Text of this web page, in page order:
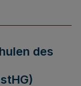
des